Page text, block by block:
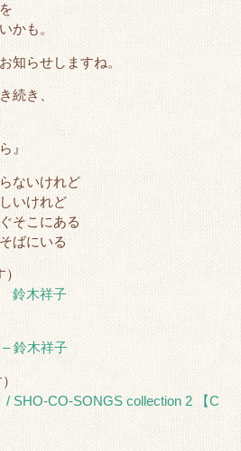
を
かも。
知らせしますね。
続き、
』
いけれど
けれど
こにある
にいる
鈴木祥子
鈴木祥子
SHO-CO-SONGS collection 2 【C